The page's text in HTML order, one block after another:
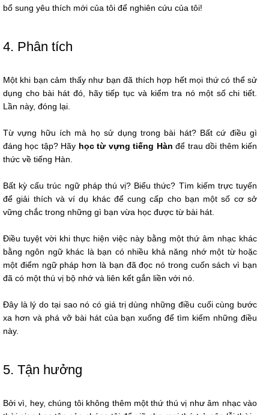
bổ sung yêu thích mới của tôi để nghiên cứu của tôi!
4. Phân tích
Một khi bạn cảm thấy như bạn đã thích hợp hết mọi thứ có thể sử
dụng cho bài hát đó, hãy tiếp tục và kiểm tra nó một số chi tiết.
Lần này, đóng lại.
Từ vựng hữu ích mà họ sử dụng trong bài hát? Bất cứ điều gì
đáng học tập? Hãy học từ vựng tiếng Hàn để trau dồi thêm kiến
thức về tiếng Hàn.
Bất kỳ cấu trúc ngữ pháp thú vị? Biểu thức? Tìm kiếm trực tuyến
để giải thích và ví dụ khác để cung cấp cho bạn một số cơ sở
vững chắc trong những gì bạn vừa học được từ bài hát.
Điều tuyệt vời khi thực hiện việc này bằng một thứ âm nhạc khác
bằng ngôn ngữ khác là bạn có nhiều khả năng nhớ một từ hoặc
một điểm ngữ pháp hơn là bạn đã đọc nó trong cuốn sách vì bạn
đã có một thú vị bộ nhớ và liên kết gắn liền với nó.
Đây là lý do tại sao nó có giá trị dùng những điều cuối cùng bước
xa hơn và phá vỡ bài hát của bạn xuống để tìm kiếm những điều
này.
5. Tận hưởng
Bởi vì, hey, chúng tôi không thêm một thứ thú vị như âm nhạc vào